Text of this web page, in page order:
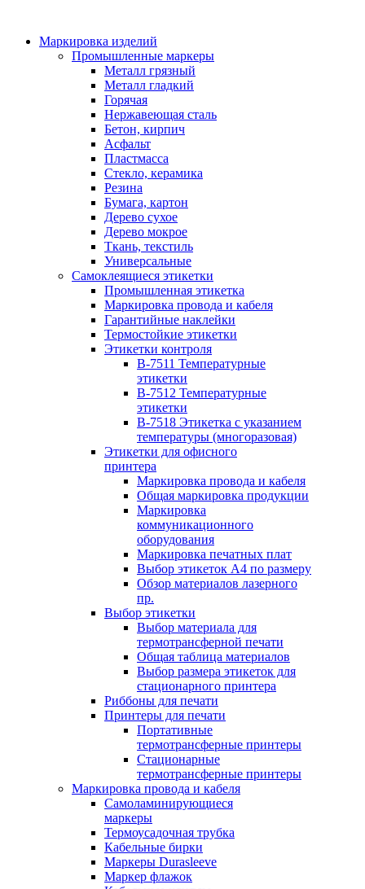
Маркировка изделий
Промышленные маркеры
Металл грязный
Металл гладкий
Горячая
Нержавеющая сталь
Бетон, кирпич
Асфальт
Пластмасса
Стекло, керамика
Резина
Бумага, картон
Дерево сухое
Дерево мокрое
Ткань, текстиль
Универсальные
Самоклеящиеся этикетки
Промышленная этикетка
Маркировка провода и кабеля
Гарантийные наклейки
Термостойкие этикетки
Этикетки контроля
B-7511 Температурные
этикетки
B-7512 Температурные
этикетки
B-7518 Этикетка с указанием
температуры (многоразовая)
Этикетки для офисного
принтера
Маркировка провода и кабеля
Общая маркировка продукции
Маркировка
коммуникационного
оборудования
Маркировка печатных плат
Выбор этикеток А4 по размеру
Обзор материалов лазерного
пр.
Выбор этикетки
Выбор материала для
термотрансферной печати
Общая таблица материалов
Выбор размера этикеток для
стационарного принтера
Риббоны для печати
Принтеры для печати
Портативные
термотрансферные принтеры
Стационарные
термотрансферные принтеры
Маркировка провода и кабеля
Самоламинирующиеся
маркеры
Термоусадочная трубка
Кабельные бирки
Маркеры Durasleeve
Маркер флажок